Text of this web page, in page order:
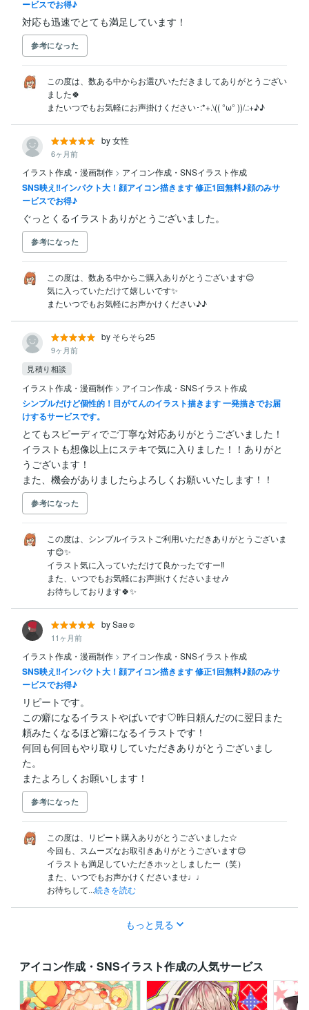
ービスでお得♪
対応も迅速でとても満足しています！
参考になった
この度は、数ある中からお選びいただきましてありがとうござい
ました🍀
またいつでもお気軽にお声掛けください･:*+.\(( °ω° ))/.:+♪♪
by 女性
6ヶ月前
イラスト作成・漫画制作 > アイコン作成・SNSイラスト作成
SNS映え‼︎インパクト大！顔アイコン描きます 修正1回無料♪顔のみサ
ービスでお得♪
ぐっとくるイラストありがとうございました。
参考になった
この度は、数ある中からご購入ありがとうございます😊
気に入っていただけて嬉しいです✨
またいつでもお気軽にお声かけください♪♪
by そらそら25
9ヶ月前
見積り相談
イラスト作成・漫画制作 > アイコン作成・SNSイラスト作成
シンプルだけど個性的！目がてんのイラスト描きます 一発描きでお届
けするサービスです。
とてもスピーディでご丁寧な対応ありがとうございました！
イラストも想像以上にステキで気に入りました！！ありがと
うございます！
また、機会がありましたらよろしくお願いいたします！！
参考になった
この度は、シンプルイラストご利用いただきありがとうございま
す😊✨
イラスト気に入っていただけて良かったですー‼︎
また、いつでもお気軽にお声掛けくださいませ🎶
お待ちしております🍀✨
by Sae☺︎︎
11ヶ月前
イラスト作成・漫画制作 > アイコン作成・SNSイラスト作成
SNS映え‼︎インパクト大！顔アイコン描きます 修正1回無料♪顔のみサ
ービスでお得♪
リピートです。
この癖になるイラストやばいです♡昨日頼んだのに翌日また
頼みたくなるほど癖になるイラストです！
何回も何回もやり取りしていただきありがとうございまし
た。
またよろしくお願いします！
参考になった
この度は、リピート購入ありがとうございました☆
今回も、スムーズなお取引きありがとうございます😊
イラストも満足していただきホッとしましたー（笑）
また、いつでもお声かけくださいませ♩♩
お待ちして...続きを読む
もっと見る
アイコン作成・SNSイラスト作成の人気サービス